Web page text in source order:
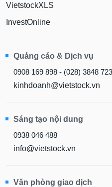
VietstockXLS
InvestOnline
Quảng cáo & Dịch vụ
0908 169 898 - (028) 3848
kinhdoanh@vietstock.vn
Sáng tạo nội dung
0938 046 488
info@vietstock.vn
Văn phòng giao dịch